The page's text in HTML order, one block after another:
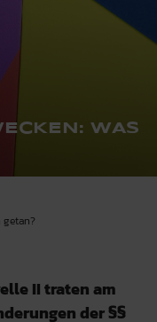
WAS
getan?
II traten am
der §§